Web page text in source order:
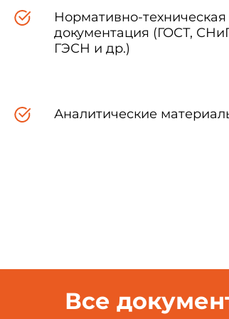
tutti-
Нормативно-техническая
документация (ГОСТ,
ГЭСН и др.)
Аналитические
Все